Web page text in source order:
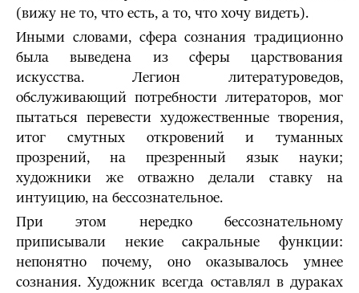
(вижу не то, что есть, а то, что хочу видеть).
Иными словами, сфера сознания традиционно
была выведена из сферы царствования
искусства. Легион литературоведов,
обслуживающий потребности литераторов, мог
пытаться перевести художественные творения,
итог смутных откровений и туманных
прозрений, на презренный язык науки;
художники же отважно делали ставку на
интуицию, на бессознательное.
При этом нередко бессознательному
приписывали некие сакральные функции:
непонятно почему, оно оказывалось умнее
сознания. Художник всегда оставлял в дураках